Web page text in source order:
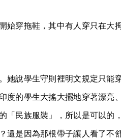
始穿拖鞋，其中有人穿只在大
她說學生守則裡明文規定只能
度的學生大搖大擺地穿著漂亮
「民族服裝」，所以是可以的
還是因為那根帶子讓人看了不